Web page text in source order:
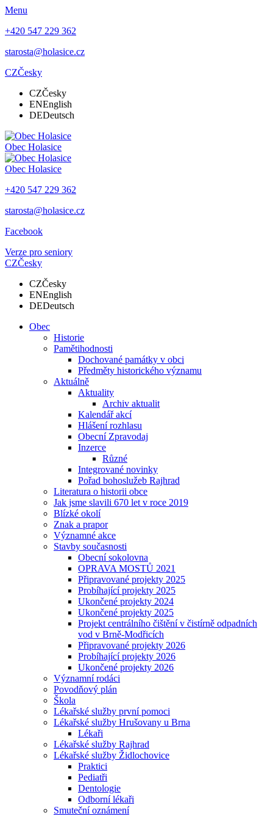
Menu
+420 547 229 362
starosta@holasice.cz
CZČesky
CZČesky
ENEnglish
DEDeutsch
Obec Holasice
Obec Holasice
+420 547 229 362
starosta@holasice.cz
Facebook
Verze pro seniory
CZČesky
CZČesky
ENEnglish
DEDeutsch
Obec
Historie
Pamětihodnosti
Dochované památky v obci
Předměty historického významu
Aktuálně
Aktuality
Archiv aktualit
Kalendář akcí
Hlášení rozhlasu
Obecní Zpravodaj
Inzerce
Různé
Integrované novinky
Pořad bohoslužeb Rajhrad
Literatura o historii obce
Jak jsme slavili 670 let v roce 2019
Blízké okolí
Znak a prapor
Významné akce
Stavby současnosti
Obecní sokolovna
OPRAVA MOSTŮ 2021
Připravované projekty 2025
Probíhající projekty 2025
Ukončené projekty 2024
Ukončené projekty 2025
Projekt centrálního čištění v čistírně odpadních
vod v Brně-Modřicích
Připravované projekty 2026
Probíhající projekty 2026
Ukončené projekty 2026
Významní rodáci
Povodňový plán
Škola
Lékařské služby první pomoci
Lékařské služby Hrušovany u Brna
Lékaři
Lékařské služby Rajhrad
Lékařské služby Židlochovice
Praktici
Pediatři
Dentologie
Odborní lékaři
Smuteční oznámení